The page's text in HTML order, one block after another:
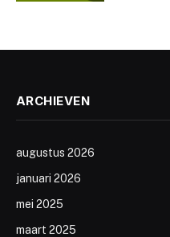
ARCHIEVEN
augustus 2026
januari 2026
mei 2025
maart 2025